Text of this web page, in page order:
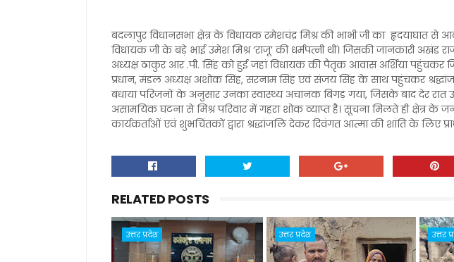
बदलापुर विधानसभा क्षेत्र के विधायक रमेशचंद्र मिश्र की भाभी जी का हृदयाघात से
विधायक जी के बड़े भाई उमेश मिश्र ‘राजू’ की धर्मपत्नी थीं। जिसकी जानकारी अखंड
अध्यक्ष ठाकुर आर .पी. सिंह को हुई जहां विधायक की पैतृक आवास अर्शिया पहुंचकर
प्रधान, मंडल अध्यक्ष अशोक सिंह, सरनाम सिंह एवं संजय सिंह के साथ पहुंचकर
बंधाया परिजनों के अनुसार उनका स्वास्थ्य अचानक बिगड़ गया, जिसके बाद देर रात
असामयिक घटना से मिश्र परिवार में गहरा शोक व्याप्त है। सूचना मिलते ही क्षेत्र के
कार्यकर्ताओं एवं शुभचिंतकों द्वारा श्रद्धांजलि देकर दिवंगत आत्मा की शांति के लिए
RELATED POSTS
उत्तर प्रदेश उत्तर प्रदेश उत्तर